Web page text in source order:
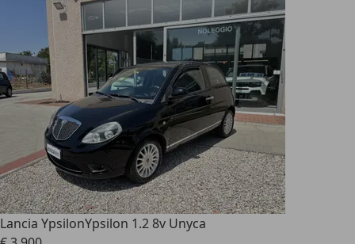
Lancia YpsilonYpsilon 1.2 8v Unyca